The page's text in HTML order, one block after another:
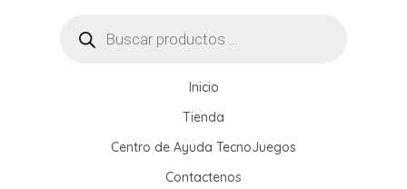
productos
Inicio
Tienda
Centro de Ayuda TecnoJuegos
Contactenos